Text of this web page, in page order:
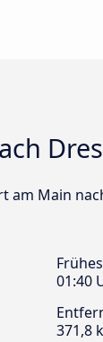
am Main
01:40
371,8